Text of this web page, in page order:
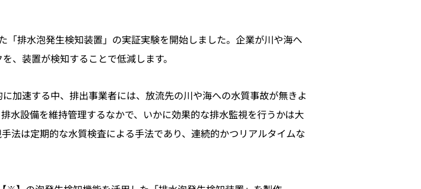
排水泡発生検知装置」の実証実験を開始しました。企業が川や海へ
、装置が検知することで低減します。
加速する中、排出事業者には、放流先の川や海への水質事故が無きよ
水設備を維持管理するなかで、いかに効果的な排水監視を行うかは大
法は定期的な水質検査による手法であり、連続的かつリアルタイムな